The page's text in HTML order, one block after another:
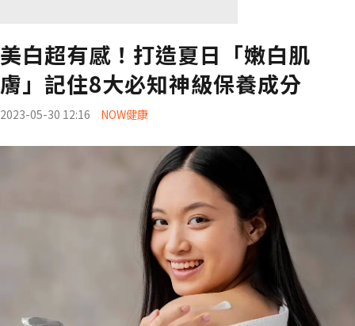
美白超有感！打造夏日「嫩白肌
膚」記住8大必知神級保養成分
2023-05-30 12:16 NOW健康